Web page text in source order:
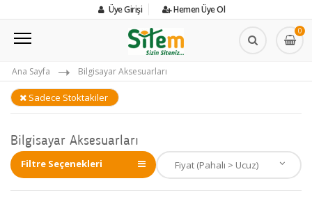
Üye Girişi Hemen Üye Ol
0
Ana Sayfa Bilgisayar Aksesuarları
Sadece Stoktakiler
Bilgisayar Aksesuarları
Filtre Seçenekleri